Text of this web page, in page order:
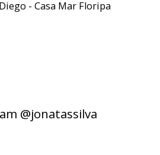
- Casa Mar Floripa
@jonatassilva